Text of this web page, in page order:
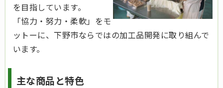
を目指しています。
「協力・努力・柔軟」をモ
ットーに、下野市ならではの加工品開発に取り組んで
います。
主な商品と特色